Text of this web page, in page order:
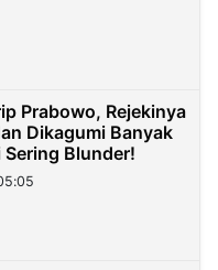
Prabowo, Rejekinya
Dikagumi Banyak
Sering Blunder!